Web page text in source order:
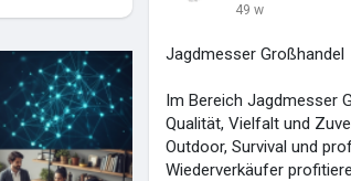
49 w
Jagdmesser Großhandel
Im Bereich Jagdmesser
Qualität, Vielfalt und
Outdoor, Survival und
Wiederverkäufer